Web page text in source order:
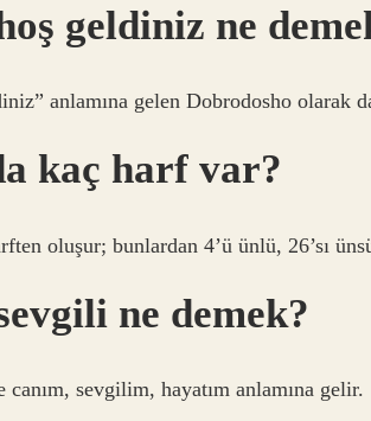
geldiniz ne
anlamına gelen Dobrodosho olarak
kaç harf var?
oluşur; bunlardan 4’ü ünlü, 26’sı
ne demek?
sevgilim, hayatım anlamına gelir.